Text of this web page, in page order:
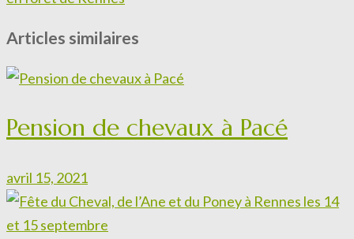
Articles similaires
Pension de chevaux à Pacé
avril 15, 2021